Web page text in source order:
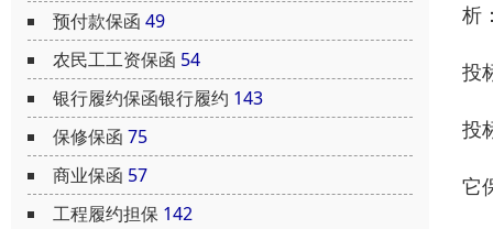
预付款保函 49
农民工工资保函 54
银行履约保函银行履约 143
保修保函 75
商业保函 57
工程履约担保 142
析
投
投
它